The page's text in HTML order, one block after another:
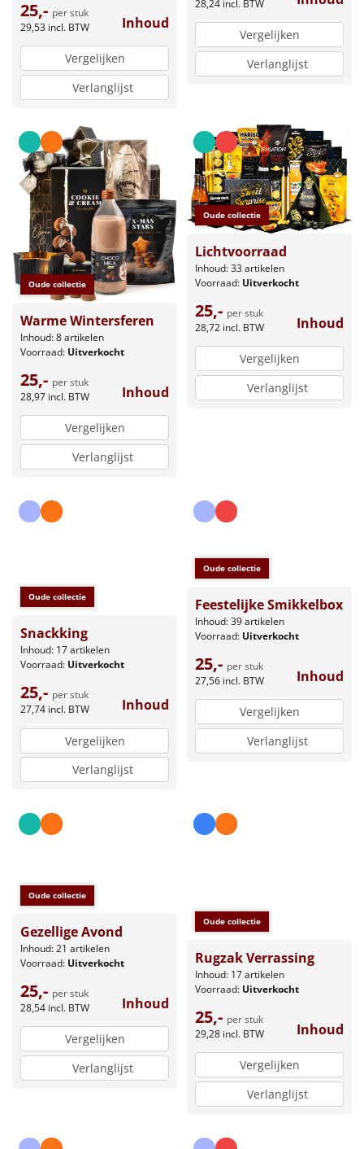
25,- per stuk
29,53 incl. BTW Inhoud
Vergelijken
Verlanglijst
28,24 incl. BTW
Vergelijken
Verlanglijst
Oude collectie
Warme Wintersferen
Inhoud: 8 artikelen
Voorraad: Uitverkocht
25,- per stuk
28,97 incl. BTW Inhoud
Vergelijken
Verlanglijst
Oude collectie
Lichtvoorraad
Inhoud: 33 artikelen
Voorraad: Uitverkocht
25,- per stuk
28,72 incl. BTW Inhoud
Vergelijken
Verlanglijst
Oude collectie
Snackking
Inhoud: 17 artikelen
Voorraad: Uitverkocht
25,- per stuk
27,74 incl. BTW Inhoud
Vergelijken
Verlanglijst
Oude collectie
Feestelijke Smikkelbox
Inhoud: 39 artikelen
Voorraad: Uitverkocht
25,- per stuk
27,56 incl. BTW Inhoud
Vergelijken
Verlanglijst
Oude collectie
Gezellige Avond
Inhoud: 21 artikelen
Voorraad: Uitverkocht
25,- per stuk
28,54 incl. BTW Inhoud
Vergelijken
Verlanglijst
Oude collectie
Rugzak Verrassing
Inhoud: 17 artikelen
Voorraad: Uitverkocht
25,- per stuk
29,28 incl. BTW Inhoud
Vergelijken
Verlanglijst